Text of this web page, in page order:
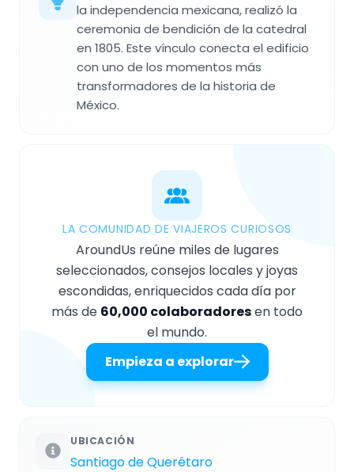
la independencia mexicana, realizó la
ceremonia de bendición de la catedral
en 1805. Este vínculo conecta el edificio
con uno de los momentos más
transformadores de la historia de
México.
LA COMUNIDAD DE VIAJEROS CURIOSOS
AroundUs reúne miles de lugares
seleccionados, consejos locales y joyas
escondidas, enriquecidos cada día por
más de 60,000 colaboradoresen todo
el mundo.
Empieza a explorar
UBICACIÓN
Santiago de Querétaro